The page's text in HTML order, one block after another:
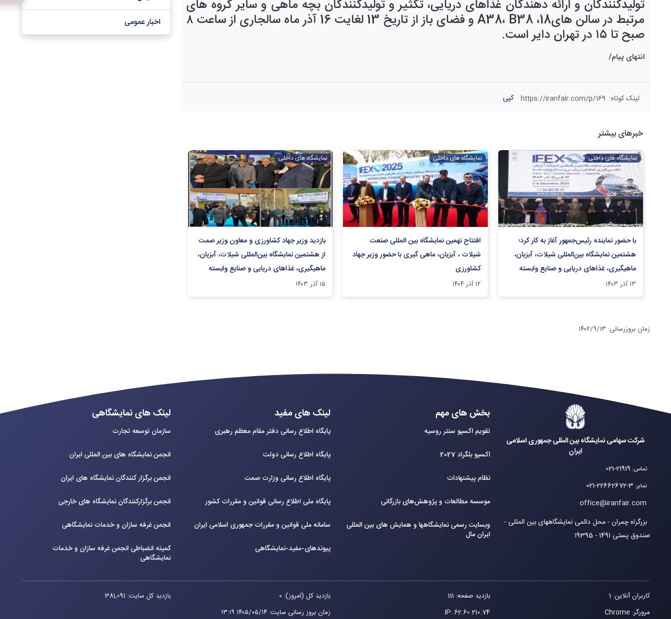
تولیدکنندگان و ارائه دهندگان غذاهای دریایی، تگثیر و تولیدکنندگان بچه ماهی و سایر گروه های
مرتبط در سالن های18، A38، B38 و فضای باز از تاریخ 13 لغایت 16 آذر ماه سالجاری از ساعت ۸
صبح تا ۱۵ در تهران دایر است .
انتهای پیام/
لینک کوتاه:
https://iranfair.com/p/169 کپی
خبرهای بیشتر
نمایشگاه های داخلی
با حضور نماینده رئیس‌جمهور آغاز به کار کرد؛
هشتمین نمایشگاه بین‌المللی شیلات، آبزیان،
ماهیگیری، غذاهای دریایی و صنایع وابسته
۱۳ آذر ۱۴۰۳
نمایشگاه های داخلی
افتتاح نهمین نمایشگاه بین المللی صنعت
شیلات ، آبزیان، ماهی گیری با حضور وزیر جهاد
کشاورزی
۱۲ آذر ۱۴۰۴
نمایشگاه های داخلی
بازدید وزیر جهاد کشاورزی و معاون وزیر صمت
از هشتمین نمایشگاه بین‌المللی شیلات، آبزیان،
ماهیگیری، غذاهای دریایی و صنایع وابسته
۱۵ آذر ۱۴۰۳
اخبار عمومی
زمان بروزرسانی: ۱۴۰۲/۹/۱۳
شرکت سهامی نمایشگاه بین المللی جمهوری اسلامی
ایران
تماس:
021-21919
نمابر:
021-22662672-3
office@iranfair.com
بزرگراه چمران - محل دائمی نمایشگاههای بین المللی -
صندوق پستی 1491 - 19395
بخش های مهم
تقویم اکسپو سنتر روسیه
اکسپو بلگراد 2027
نظام پیشنهادات
موسسه مطالعات و پژوهش‌های بازرگانی
وبسایت رسمی نمایشگاهها و همایش های بین‌ المللی
ایران مال
لینک های مفید
پایگاه اطلاع رسانی دفتر مقام معظم رهبری
پایگاه اطلاع رسانی دولت
پایگاه اطلاع رسانی وزارت صمت
پایگاه ملی اطلاع رسانی قوانین و مقررات کشور
سامانه ملی قوانین و مقررات جمهوری اسلامی ایران
پیوندهای-مفید-نمایشگاهی
لینک های نمایشگاهی
سازمان توسعه تجارت
انجمن نمایشگاه های بین المللی ایران
انجمن برگزار کنندگان نمایشگاه های ایران
انجمن برگزارکنندگان نمایشگاه های خارجی
انجمن غرفه سازان و خدمات نمایشگاهی
کمیته انضباطی انجمن غرفه سازان و خدمات
نمایشگاهی
کاربران آنلاین: 1 بازدید صفحه: 111 بازدید کل (امروز): 0
بازدید کل سایت: 381,091
مرورگر: Chrome
IP:62.60.210.74 زمان بروز رسانی سایت:۱۴۰۵/۰۵/۱۴ ۱۳:۱۹